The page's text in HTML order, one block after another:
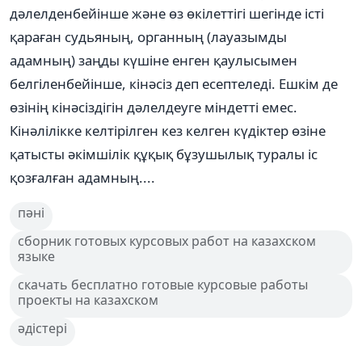
дәлелденбейінше және өз өкілеттігі шегінде істі
қараған судьяның, органның (лауазымды
адамның) заңды күшіне енген қаулысымен
белгіленбейінше, кінәсіз деп есептеледі. Ешкім де
өзінің кінәсіздігін дәлелдеуге міндетті емес.
Кінәлілікке келтірілген кез келген күдіктер өзіне
қатысты әкімшілік құқық бұзушылық туралы іс
қозғалған адамның....
пәні
сборник готовых курсовых работ на казахском
языке
скачать бесплатно готовые курсовые работы
проекты на казахском
әдістері